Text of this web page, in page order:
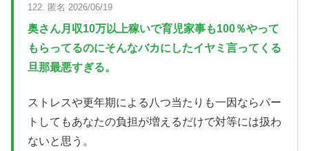
122. 匿名 2026/06/19
奥さん月収10万以上稼いで育児家事も100％やって
もらってるのにそんなバカにしたイヤミ言ってくる
旦那最悪すぎる。
ストレスや更年期による八つ当たりも一因ならパー
トしてもあなたの負担が増えるだけで対等には扱わ
ないと思う。